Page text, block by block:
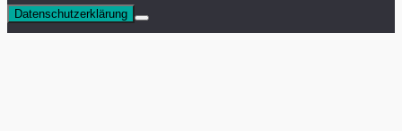
Datenschutzerklärung